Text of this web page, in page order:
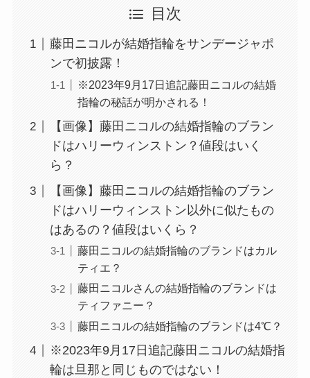
目次
藤田ニコルが結婚指輪をサンデージャポ
ンで初披露！
※2023年9月17日追記藤田ニコルの結婚
指輪の秘話が明かされる！
【画像】藤田ニコルの結婚指輪のブラン
ドはハリーウィンストン？値段はいく
ら？
【画像】藤田ニコルの結婚指輪のブラン
ドはハリーウィンストン以外に似たもの
はあるの？値段はいくら？
藤田ニコルの結婚指輪のブランドはカル
ティエ？
藤田ニコルさんの結婚指輪のブランドは
ティファニー？
藤田ニコルの結婚指輪のブランドは4℃？
※2023年9月17日追記藤田ニコルの結婚指
輪は旦那と同じものではない！